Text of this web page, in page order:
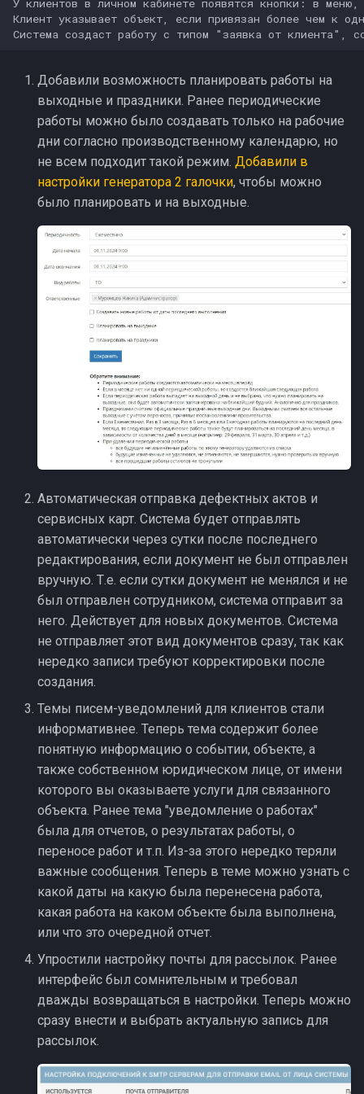
и
я
Клиент
Клиент указывает объект, если привязан более чем к
Добавили возможность планировать работы на
выходные и праздники. Ранее периодические
работы можно было создавать только на рабочие
дни согласно производственному календарю, но
не всем подходит такой режим. Добавили в
настройки генератора 2 галочки, чтобы можно
было планировать и на выходные.
Автоматическая отправка дефектных актов и
сервисных карт. Система будет отправлять
автоматически через сутки после последнего
редактирования, если документ не был отправлен
вручную. Т.е. если сутки документ не менялся и не
был отправлен сотрудником, система отправит за
него. Действует для новых документов. Система
не отправляет этот вид документов сразу, так как
нередко записи требуют корректировки после
создания.
Темы писем-уведомлений для клиентов стали
информативнее. Теперь тема содержит более
понятную информацию о событии, объекте, а
также собственном юридическом лице, от имени
которого вы оказываете услуги для связанного
объекта. Ранее тема "уведомление о работах"
была для отчетов, о результатах работы, о
переносе работ и т.п. Из-за этого нередко теряли
важные сообщения. Теперь в теме можно узнать с
какой даты на какую была перенесена работа,
какая работа на каком объекте была выполнена,
или что это очередной отчет.
Упростили настройку почты для рассылок. Ранее
интерфейс был сомнительным и требовал
дважды возвращаться в настройки. Теперь можно
сразу внести и выбрать актуальную запись для
рассылок.